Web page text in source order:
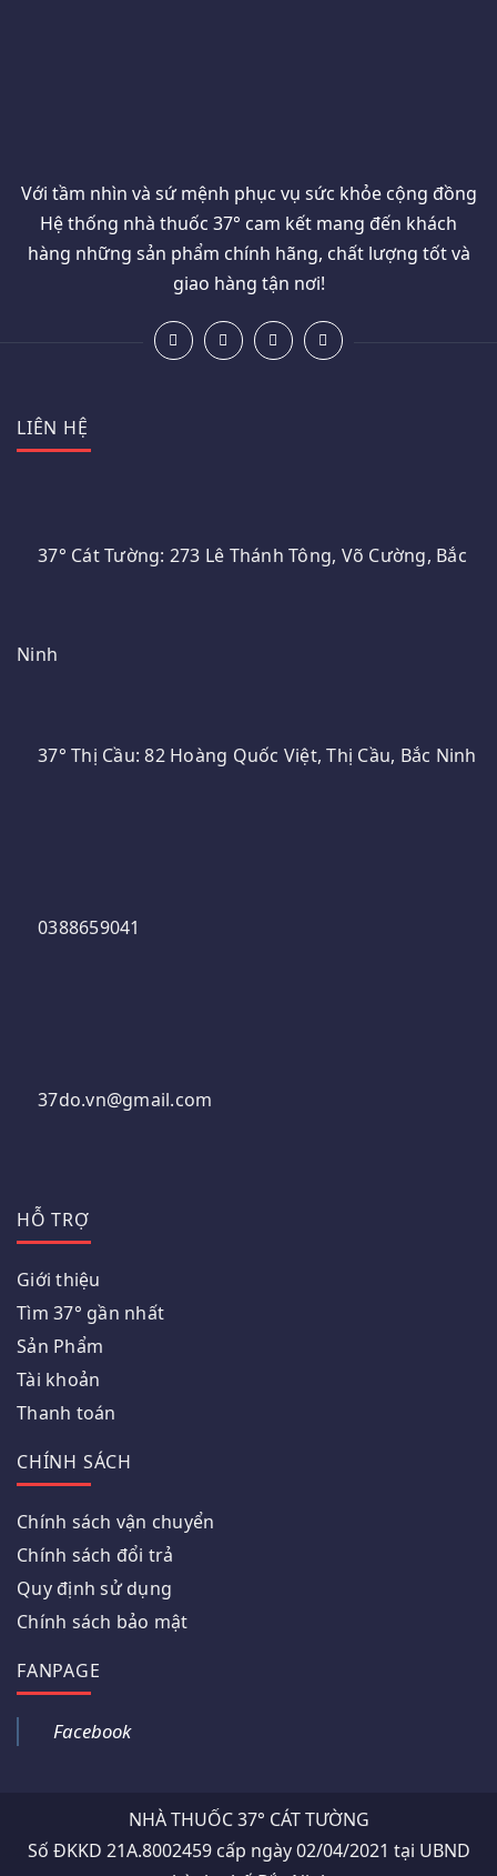
Với tầm nhìn và sứ mệnh phục vụ sức khỏe cộng đồng
Hệ thống nhà thuốc 37° cam kết mang đến khách
hàng những sản phẩm chính hãng, chất lượng tốt và
giao hàng tận nơi!
LIÊN HỆ
37° Cát Tường: 273 Lê Thánh Tông, Võ Cường, Bắc
Ninh
37° Thị Cầu: 82 Hoàng Quốc Việt, Thị Cầu, Bắc Ninh
0388659041
37do.vn@gmail.com
HỖ TRỢ
Giới thiệu
Tìm 37° gần nhất
Sản Phẩm
Tài khoản
Thanh toán
CHÍNH SÁCH
Chính sách vận chuyển
Chính sách đổi trả
Quy định sử dụng
Chính sách bảo mật
FANPAGE
Facebook
NHÀ THUỐC 37° CÁT TƯỜNG
Số ĐKKD 21A.8002459 cấp ngày 02/04/2021 tại UBND